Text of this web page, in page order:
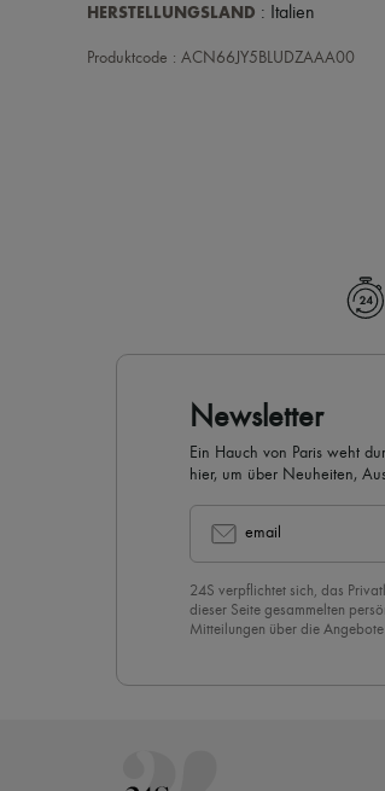
HERSTELLUNGSLAND : Italien
Produktcode : ACN66JY5BLUDZAAA00
Newsletter
Ein Hauch von Paris weht
hier, um über Neuheiten,
email
24S verpflichtet sich, das
dieser Seite gesammelten
Mitteilungen über die
abzubestellen, klicken Sie